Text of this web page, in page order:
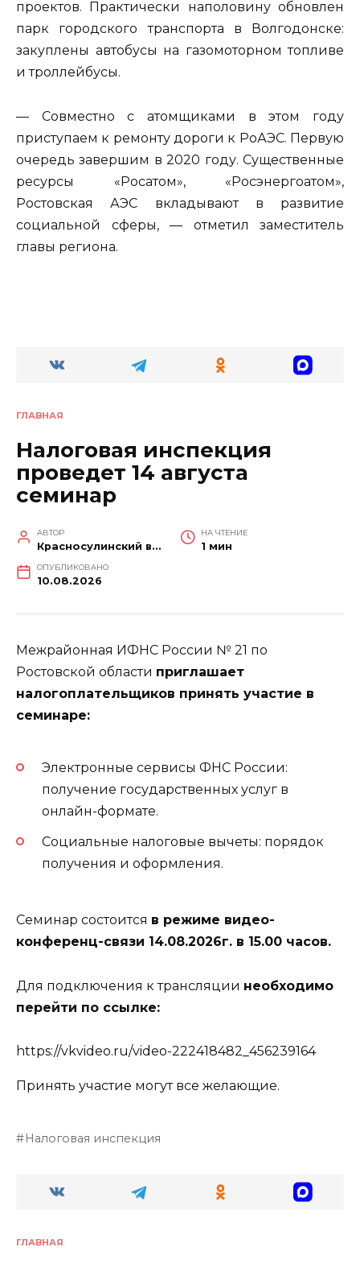
проектов. Практически наполовину обновлен
парк городского транспорта в Волгодонске:
закуплены автобусы на газомоторном топливе
и троллейбусы.
— Совместно с атомщиками в этом году
приступаем к ремонту дороги к РоАЭС. Первую
очередь завершим в 2020 году. Существенные
ресурсы «Росатом», «Росэнергоатом»,
Ростовская АЭС вкладывают в развитие
социальной сферы, — отметил заместитель
главы региона.
ГЛАВНАЯ
Налоговая инспекция
проведет 14 августа
семинар
АВТОР
Красносулинский вестник
НА ЧТЕНИЕ
1 мин
ОПУБЛИКОВАНО
10.08.2026
Межрайонная ИФНС России № 21 по
Ростовской области приглашает
налогоплательщиков принять участие в
семинаре:
Электронные сервисы ФНС России:
получение государственных услуг в
онлайн-формате.
Социальные налоговые вычеты: порядок
получения и оформления.
Семинар состоится в режиме видео-
конференц-связи 14.08.2026г. в 15.00 часов.
Для подключения к трансляции необходимо
перейти по ссылке:
https://vkvideo.ru/video-222418482_456239164
Принять участие могут все желающие.
Налоговая инспекция
ГЛАВНАЯ